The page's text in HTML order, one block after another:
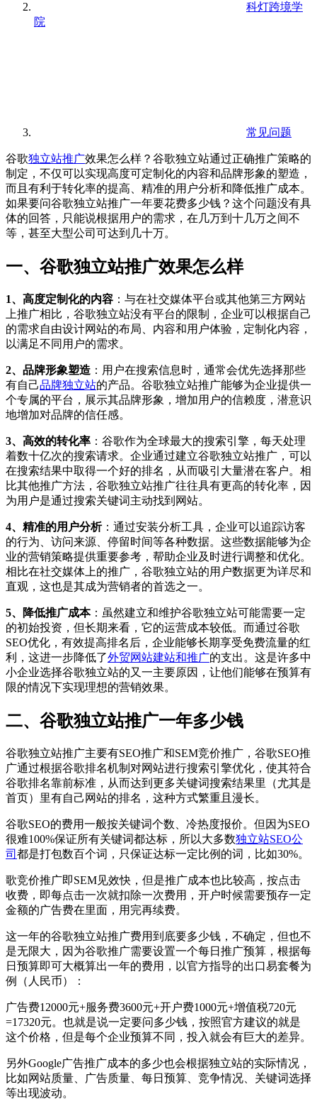
科灯跨境学
院
常见问题
谷歌独立站推广效果怎么样？谷歌独立站通过正确推广策略的
制定，不仅可以实现高度可定制化的内容和品牌形象的塑造，
而且有利于转化率的提高、精准的用户分析和降低推广成本。
如果要问谷歌独立站推广一年要花费多少钱？这个问题没有具
体的回答，只能说根据用户的需求，在几万到十几万之间不
等，甚至大型公司可达到几十万。
一、谷歌独立站推广效果怎么样
1、高度定制化的内容 ：与在社交媒体平台或其他第三方网站
上推广相比，谷歌独立站没有平台的限制，企业可以根据自己
的需求自由设计网站的布局、内容和用户体验，定制化内容，
以满足不同用户的需求。
2、品牌形象塑造 ：用户在搜索信息时，通常会优先选择那些
有自己品牌独立站的产品。谷歌独立站推广能够为企业提供一
个专属的平台，展示其品牌形象，增加用户的信赖度，潜意识
地增加对品牌的信任感。
3、高效的转化率 ：谷歌作为全球最大的搜索引擎，每天处理
着数十亿次的搜索请求。企业通过建立谷歌独立站推广，可以
在搜索结果中取得一个好的排名，从而吸引大量潜在客户。相
比其他推广方法，谷歌独立站推广往往具有更高的转化率，因
为用户是通过搜索关键词主动找到网站。
4、精准的用户分析：通过安装分析工具，企业可以追踪访客
的行为、访问来源、停留时间等各种数据。这些数据能够为企
业的营销策略提供重要参考，帮助企业及时进行调整和优化。
相比在社交媒体上的推广，谷歌独立站的用户数据更为详尽和
直观，这也是其成为营销者的首选之一。
5、降低推广成本：虽然建立和维护谷歌独立站可能需要一定
的初始投资，但长期来看，它的运营成本较低。而通过谷歌
SEO优化，有效提高排名后，企业能够长期享受免费流量的红
利，这进一步降低了外贸网站建站和推广的支出。这是许多中
小企业选择谷歌独立站的又一主要原因，让他们能够在预算有
限的情况下实现理想的营销效果。
二、谷歌独立站推广一年多少钱
谷歌独立站推广主要有SEO推广和SEM竞价推广，谷歌SEO推
广通过根据谷歌排名机制对网站进行搜索引擎优化，使其符合
谷歌排名靠前标准，从而达到更多关键词搜索结果里（尤其是
首页）里有自己网站的排名，这种方式繁重且漫长。
谷歌SEO的费用一般按关键词个数、冷热度报价。但因为SEO
很难100%保证所有关键词都达标，所以大多数独立站SEO公
司 都是打包数百个词，只保证达标一定比例的词，比如30%。
歌竞价推广即SEM见效快，但是推广成本也比较高，按点击
收费，即每点击一次就扣除一次费用，开户时候需要预存一定
金额的广告费在里面，用完再续费。
这一年的谷歌独立站推广费用到底要多少钱，不确定，但也不
是无限大，因为谷歌推广需要设置一个每日推广预算，根据每
日预算即可大概算出一年的费用，以官方指导的出口易套餐为
例（人民币）：
广告费12000元+服务费3600元+开户费1000元+增值税720元
=17320元。也就是说一定要问多少钱，按照官方建议的就是
这个价格，但是每个企业预算不同，投入就会有巨大的差异。
另外Google广告推广成本的多少也会根据独立站的实际情况，
比如网站质量、广告质量、每日预算、竞争情况、关键词选择
等出现波动。